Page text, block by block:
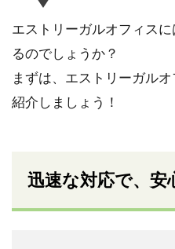
エストリーガルオフィス
るのでしょうか？
まずは、エストリーガル
紹介しましょう！
迅速な対応で、安